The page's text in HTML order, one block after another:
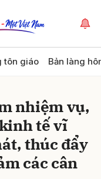
tôn giáo Bản làng
nhiệm vụ,
tế vĩ
thúc đẩy
các cân